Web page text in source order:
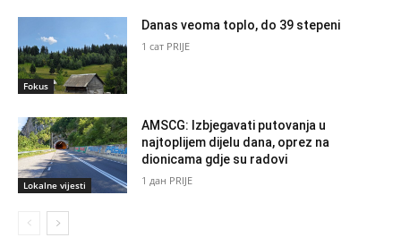
Fokus
Danas veoma toplo, do 39 stepeni
1 сат PRIJE
Lokalne vijesti
AMSCG: Izbjegavati putovanja u
najtoplijem dijelu dana, oprez na
dionicama gdje su radovi
1 дан PRIJE